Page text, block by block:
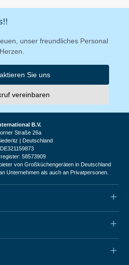
unser freundliches Personal
Sie uns
vereinbaren
B.V.
Straße 26a
| Deutschland
58573909
von Großküchengeräten in Deutschland
Unternehmen als auch an Privatpersonen.